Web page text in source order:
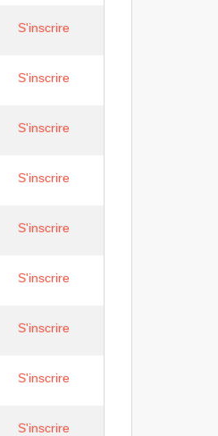
S'inscrire
S'inscrire
S'inscrire
S'inscrire
S'inscrire
S'inscrire
S'inscrire
S'inscrire
S'inscrire